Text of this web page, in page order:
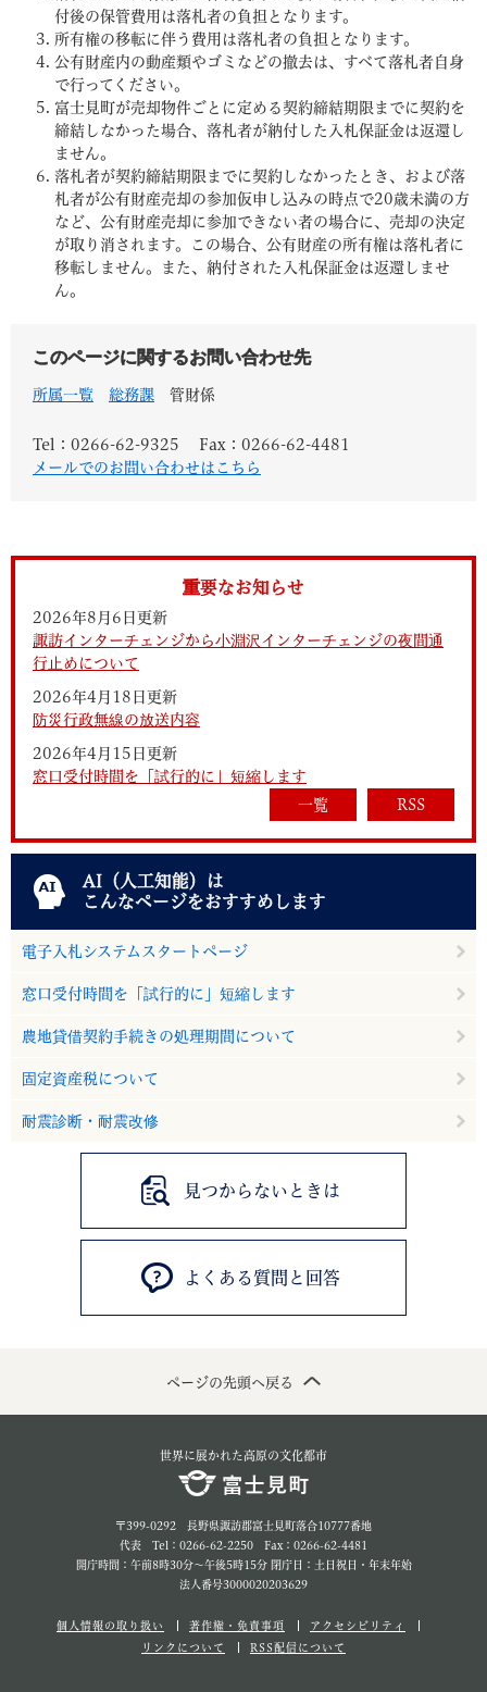
付後の保管費用は落札者の負担となります。
所有権の移転に伴う費用は落札者の負担となります。
公有財産内の動産類やゴミなどの撤去は、すべて落札者自身
で行ってください。
富士見町が売却物件ごとに定める契約締結期限までに契約を
締結しなかった場合、落札者が納付した入札保証金は返還し
ません。
落札者が契約締結期限までに契約しなかったとき、および落
札者が公有財産売却の参加仮申し込みの時点で20歳未満の方
など、公有財産売却に参加できない者の場合に、売却の決定
が取り消されます。この場合、公有財産の所有権は落札者に
移転しません。また、納付された入札保証金は返還しませ
ん。
このページに関するお問い合わせ先
所属一覧 総務課 管財係
Tel：0266-62-9325
Fax：0266-62-4481
メールでのお問い合わせはこちら
重要なお知らせ
2026年8月6日更新
諏訪インターチェンジから小淵沢インターチェンジの夜間通
行止めについて
2026年4月18日更新
防災行政無線の放送内容
2026年4月15日更新
窓口受付時間を「試行的に」短縮します
一覧
RSS
AI（人工知能）は
こんなページをおすすめします
電子入札システムスタートページ
窓口受付時間を「試行的に」短縮します
農地貸借契約手続きの処理期間について
固定資産税について
耐震診断・耐震改修
見つからないときは
よくある質問と回答
ページの先頭へ戻る
世界に展かれた高原の文化都市
〒399-0292 長野県諏訪郡富士見町落合10777番地
代表 Tel：0266-62-2250 Fax：0266-62-4481
開庁時間：午前8時30分～午後5時15分 閉庁日：土日祝日・年末年始
法人番号3000020203629
個人情報の取り扱い 著作権・免責事項
アクセシビリティ
リンクについて
RSS配信について